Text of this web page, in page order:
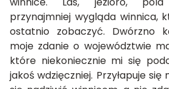
przynajmniej wygląda winnica,
ostatnio zobaczyć. Dwórzno
moje zdanie o województwie
które niekoniecznie mi się
jakoś wdzięczniej. Przyłapuje